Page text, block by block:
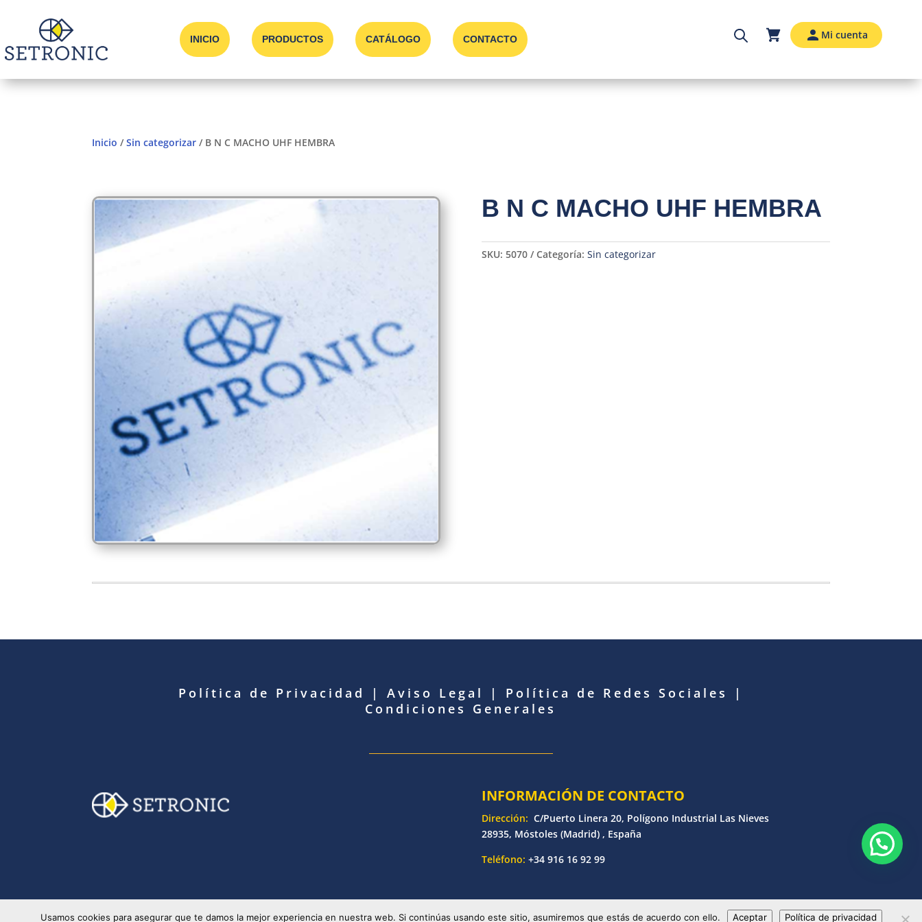
INICIO PRODUCTOS CATÁLOGO CONTACTO Mi cuenta
Inicio /Sin categorizar / B N C MACHO UHF HEMBRA
B N C MACHO UHF HEMBRA
SKU: 5070 Categoría: Sin categorizar
Política de Privacidad | Aviso Legal | Política de Redes Sociales
|
Condiciones Generales
INFORMACIÓN DE CONTACTO
Dirección: C/Puerto Linera 20, Polígono Industrial Las Nieves
28935, Móstoles (Madrid) , España
Teléfono: +34 916 16 92 99
© Copyright 2025 Setronic | Desarrollado por Bankoi Software Factory | Todos los derechos reservados
Usamos cookies para asegurar que te damos la mejor experiencia en nuestra web. Si continúas usando este sitio, asumiremos que estás de acuerdo con ello. Aceptar Política de privacidad